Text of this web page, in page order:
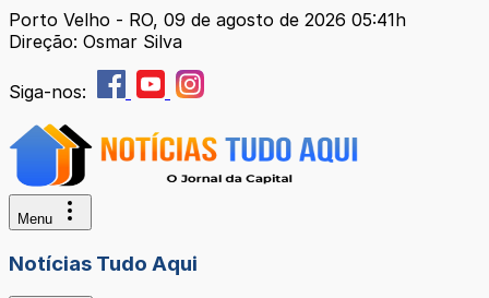
Porto Velho - RO, 09 de agosto de 2026 05:41h
Direção: Osmar Silva
Siga-nos:
Menu
Notícias Tudo Aqui